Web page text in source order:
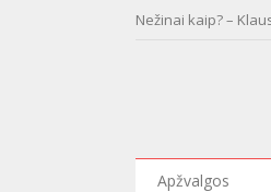
Nežinai kaip? –
Apžvalgos